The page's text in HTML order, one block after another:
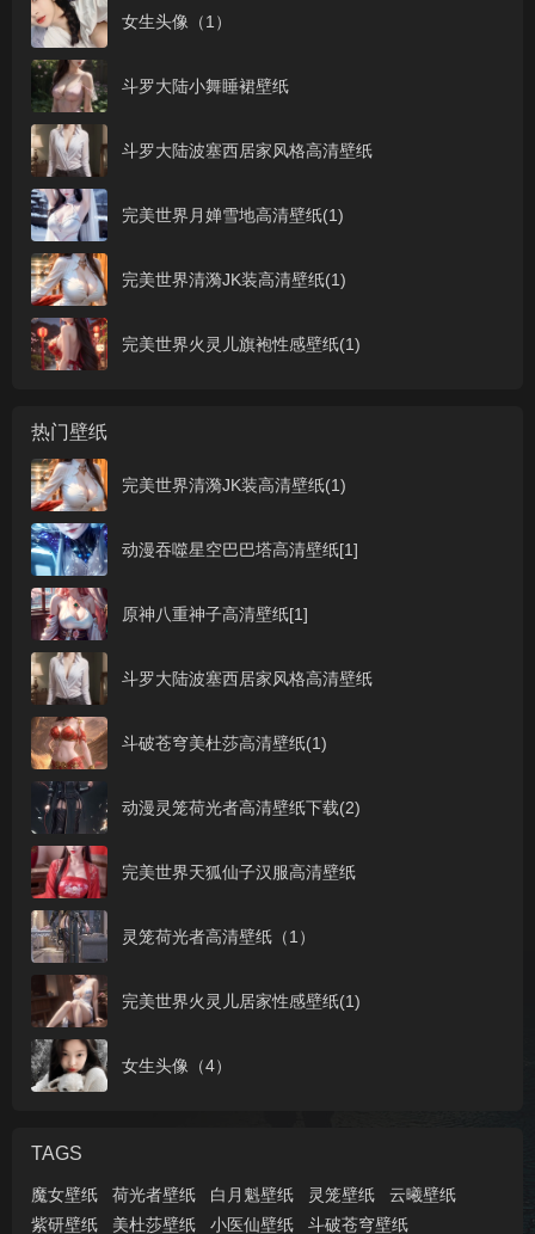
女生头像（1）
斗罗大陆小舞睡裙壁纸
斗罗大陆波塞西居家风格高清壁纸
完美世界月婵雪地高清壁纸(1)
完美世界清漪JK装高清壁纸(1)
完美世界火灵儿旗袍性感壁纸(1)
热门壁纸
完美世界清漪JK装高清壁纸(1)
动漫吞噬星空巴巴塔高清壁纸[1]
原神八重神子高清壁纸[1]
斗罗大陆波塞西居家风格高清壁纸
斗破苍穹美杜莎高清壁纸(1)
动漫灵笼荷光者高清壁纸下载(2)
完美世界天狐仙子汉服高清壁纸
灵笼荷光者高清壁纸（1）
完美世界火灵儿居家性感壁纸(1)
女生头像（4）
TAGS
魔女壁纸 荷光者壁纸 白月魁壁纸 灵笼壁纸
云曦壁纸
紫研壁纸
美杜莎壁纸 小医仙壁纸 斗破苍穹壁纸